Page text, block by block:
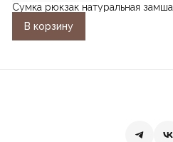
Сумка рюкзак натуральная замша
В корзину